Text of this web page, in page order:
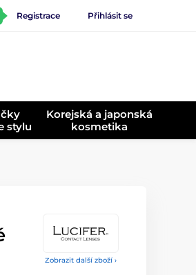
Registrace Přihlásit se
stylu
Korejská a japonská
kosmetika
Zobrazit další zboží ›